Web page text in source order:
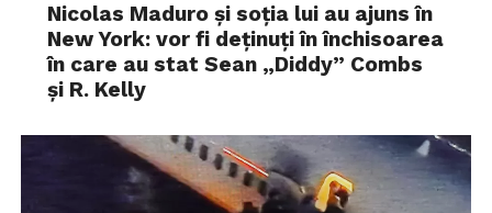
Nicolas Maduro și soția lui au ajuns în
New York: vor fi deținuți în închisoarea
în care au stat Sean „Diddy” Combs
și R. Kelly